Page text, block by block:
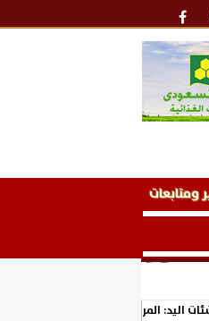
ومتابعات
اليد: المربع الذهبي خطوة نحو